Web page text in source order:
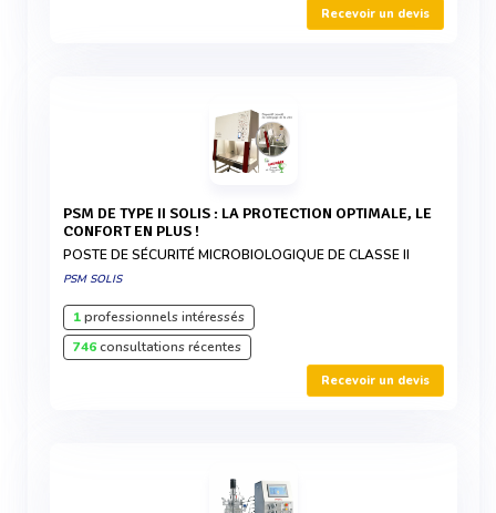
Recevoir un devis
PSM DE TYPE II SOLIS : LA PROTECTION OPTIMALE, LE
CONFORT EN PLUS !
POSTE DE SÉCURITÉ MICROBIOLOGIQUE DE CLASSE II
PSM SOLIS
1professionnels intéressés
746consultations récentes
Recevoir un devis